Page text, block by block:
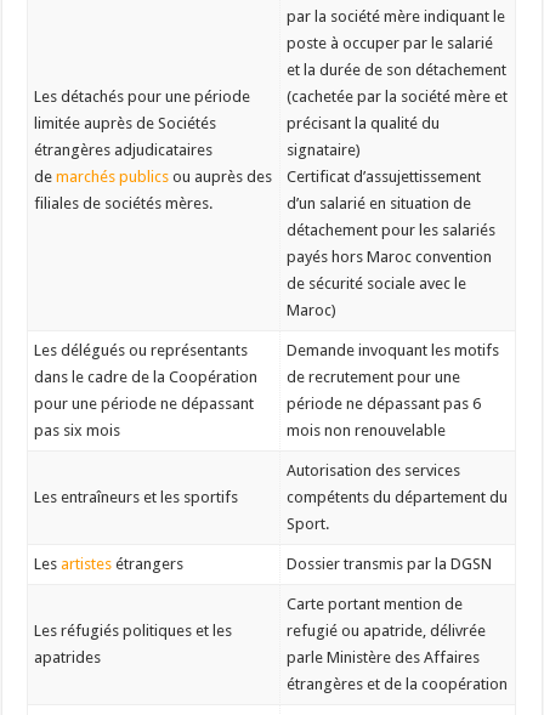
Les détachés pour une période
limitée auprès de Sociétés
étrangères adjudicataires
demarchés publics ou auprès des
filiales de sociétés mères.
par la société mère indiquant le
poste à occuper par le salarié
et la durée de son détachement
(cachetée par la société mère et
précisant la qualité du
signataire)
Certificat d’assujettissement
d’un salarié en situation de
détachement pour les salariés
payés hors Maroc convention
de sécurité sociale avec le
Maroc)
Les délégués ou représentants
dans le cadre de la Coopération
pour une période ne dépassant
pas six mois
Demande invoquant les motifs
de recrutement pour une
période ne dépassant pas 6
mois non renouvelable
Les entraîneurs et les sportifs
Autorisation des services
compétents du département du
Sport.
Lesartistes étrangers Dossier transmis par la DGSN
Les réfugiés politiques et les
apatrides
Carte portant mention de
refugié ou apatride, délivrée
parle Ministère des Affaires
étrangères et de la coopération